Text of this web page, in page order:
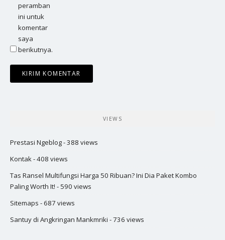
peramban
ini untuk
komentar
saya
berikutnya.
VIEWS
Prestasi Ngeblog- 388 views
Kontak- 408 views
Tas Ransel Multifungsi Harga 50 Ribuan? Ini Dia Paket Kombo
Paling Worth It! - 590 views
Sitemaps - 687 views
Santuy di Angkringan Mankmriki - 736 views